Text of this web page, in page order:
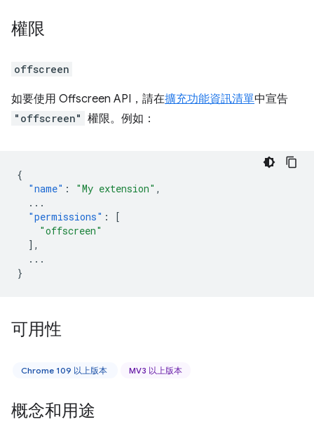
權限
offscreen
如要使用 Offscreen API，請在擴充功能資訊清單中宣告
"offscreen" 權限。例如：
{
"name" : "My extension" ,
...
"permissions" :
[
"offscreen"
],
...
}
可用性
Chrome 109 以上版本 MV3 以上版本
概念和用途